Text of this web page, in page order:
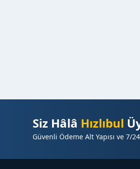
Siz Hâlâ Hızlıbul
Güvenli Ödeme Alt Yapısı ve 7/